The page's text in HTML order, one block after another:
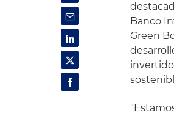
Banco
Green